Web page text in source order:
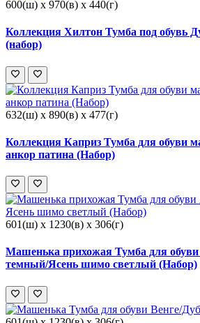
600(ш) x 970(в) x 440(г)
Коллекция Хилтон Тумба под обувь
(набор)
632(ш) x 890(в) x 477(г)
Коллекция Каприз Тумба для обуви
анкор патина (Набор)
601(ш) x 1230(в) x 306(г)
Машенька прихожая Тумба для
темный/Ясень шимо светлый (Набор)